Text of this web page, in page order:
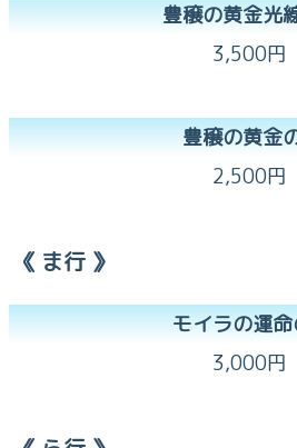
豊穣の黄金光
3,500円
豊穣の黄金
2,500円
《 ま行 》
モイラの運命
3,000円